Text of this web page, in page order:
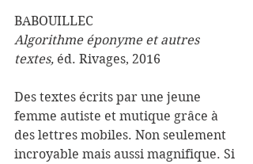
BABOUILLEC
Algorithme éponyme et autres
textes, éd. Rivages, 2016
Des textes écrits par une jeune
femme autiste et mutique grâce à
des lettres mobiles. Non seulement
incroyable mais aussi magnifique. Si